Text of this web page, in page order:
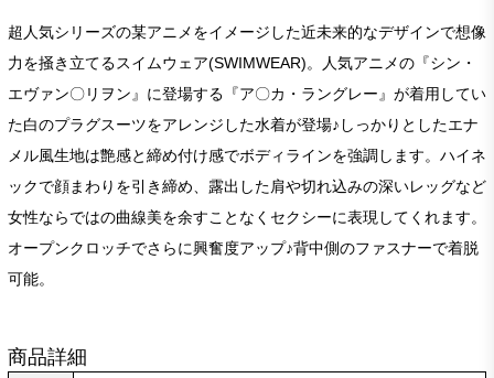
超人気シリーズの某アニメをイメージした近未来的なデザインで想像
力を掻き立てるスイムウェア(SWIMWEAR)。人気アニメの『シン・
エヴァン〇リヲン』に登場する『ア〇カ・ラングレー』が着用してい
た白のプラグスーツをアレンジした水着が登場♪しっかりとしたエナ
メル風生地は艶感と締め付け感でボディラインを強調します。ハイネ
ックで顔まわりを引き締め、露出した肩や切れ込みの深いレッグなど
女性ならではの曲線美を余すことなくセクシーに表現してくれます。
オープンクロッチでさらに興奮度アップ♪背中側のファスナーで着脱
可能。
商品詳細